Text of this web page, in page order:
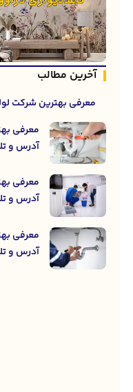
آخرین مطالب
معرفی بهترین شرکت
معرفی
آدرس و
معرفی
آدرس و
معرفی
آدرس و